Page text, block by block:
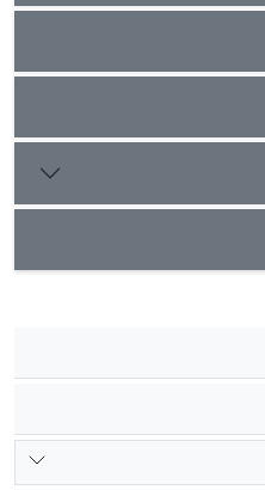
معنی­دار در سطح یک درصد
اثر معنی­دار نداشت. به­
در بستر کشت کوکوپیت و
اثر کاربرد بستر پیت ماس و
جیبرلیک اسید ۲۵۰ پی پی ام برابر با ۶/۲۹سانتی متر به­دست
گونۀ
پیشنهاد می‌شود از پیش
جوانه‌زنی و تولید نهال